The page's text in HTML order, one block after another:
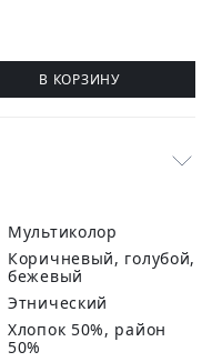
В КОРЗИНУ
Мультиколор
коричневый, голубой,
бежевый
Этнический
хлопок 50%, район
50%